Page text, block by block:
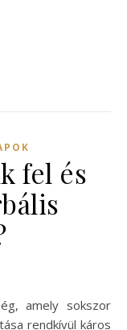
fel és
rendkívül káros